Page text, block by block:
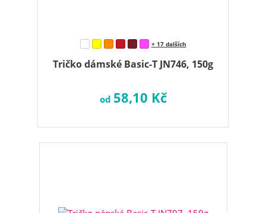
Tričko dámské Basic-T JN746, 150g
+ 17 dalších
od 58,10 Kč